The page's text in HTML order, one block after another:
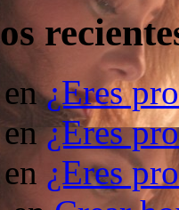
en¿Eres
¿Eres
en ¿Eres